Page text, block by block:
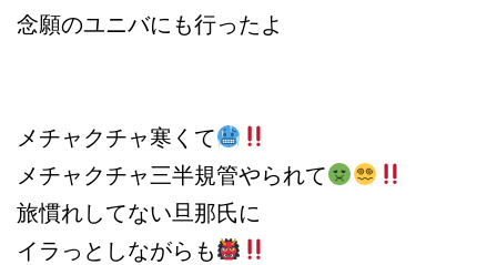
念願のユニバにも行ったよ
メチャクチャ寒くて
メチャクチャ三半規管やられて
旅慣れしてない旦那氏に
イラっとしながらも